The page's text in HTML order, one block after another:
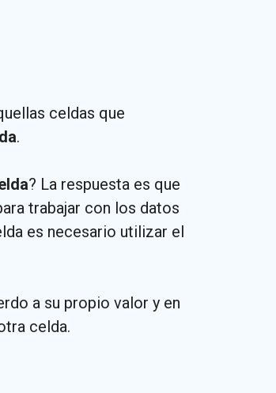
celdas que
.
? La respuesta es que
trabajar con los datos
es necesario utilizar el
a su propio valor y en
celda.